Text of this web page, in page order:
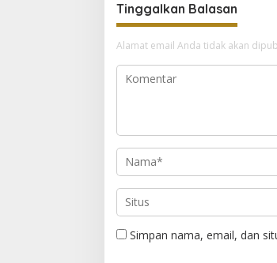
Tinggalkan Balasan
Alamat email Anda tidak akan
Simpan nama, email, dan